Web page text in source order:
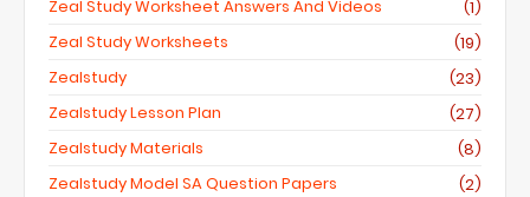
Zeal Study Worksheet Answers And Videos
(1)
Zeal Study Worksheets
(19)
Zealstudy
(23)
Zealstudy Lesson Plan
(27)
Zealstudy Materials
(8)
Zealstudy Model SA Question Papers
(2)